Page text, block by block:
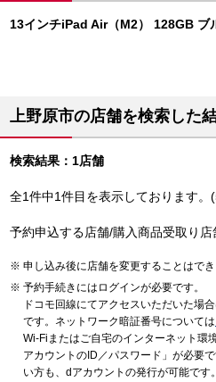
13インチiPad Air（M2） 128GB ブ
上野原市の店舗を検索した
検索結果：1店舗
全1件中1件目を表示しております。
予約申込する店舗/購入商品受取り店
申し込み後に店舗を変更することはでき
予約手続きにはログインが必要です。
ドコモ回線にてアクセスいただいた場
です。ネットワーク暗証番号については
Wi-Fiまたはご自宅のインターネット環
アカウントのID／パスワード」が必要
い方も、dアカウントの発行が可能です。